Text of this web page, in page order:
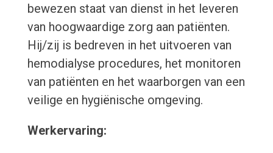
bewezen staat van dienst in het leveren
van hoogwaardige zorg aan patiënten.
Hij/zij is bedreven in het uitvoeren van
hemodialyse procedures, het monitoren
van patiënten en het waarborgen van een
veilige en hygiënische omgeving.
Werkervaring: